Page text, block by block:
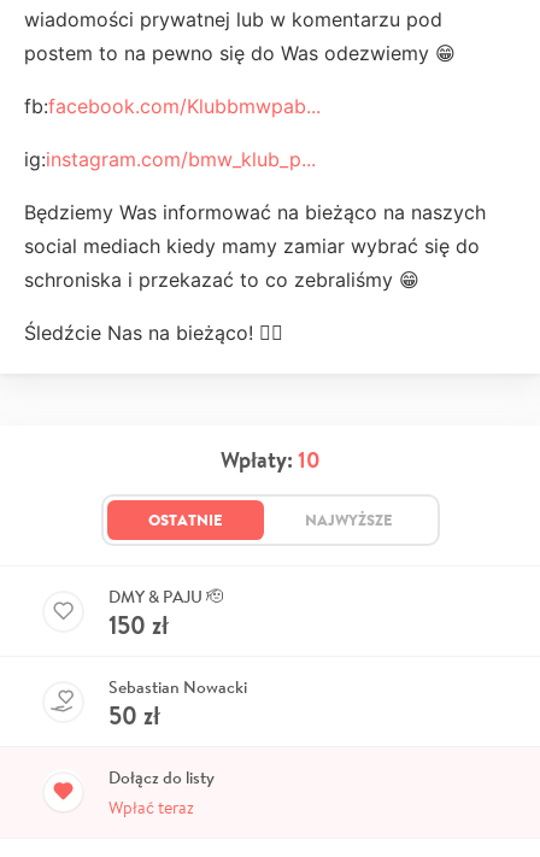
wiadomości prywatnej lub w komentarzu pod
postem to na pewno się do Was odezwiemy 😁
fb:facebook.com/Klubbmwpab...
ig:instagram.com/bmw_klub_p...
Będziemy Was informować na bieżąco na naszych
social mediach kiedy mamy zamiar wybrać się do
schroniska i przekazać to co zebraliśmy 😁
Śledźcie Nas na bieżąco! ✌🏻
Wpłaty: 10
OSTATNIE NAJWYŻSZE
DMY & PAJU 🫡
150 zł
Sebastian Nowacki
50 zł
Dołącz do listy
Wpłać teraz